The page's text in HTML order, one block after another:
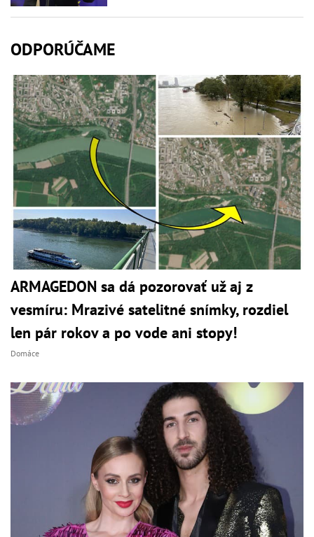
ODPORÚČAME
ARMAGEDON sa dá pozorovať už aj z
vesmíru: Mrazivé satelitné snímky, rozdiel
len pár rokov a po vode ani stopy!
Domáce